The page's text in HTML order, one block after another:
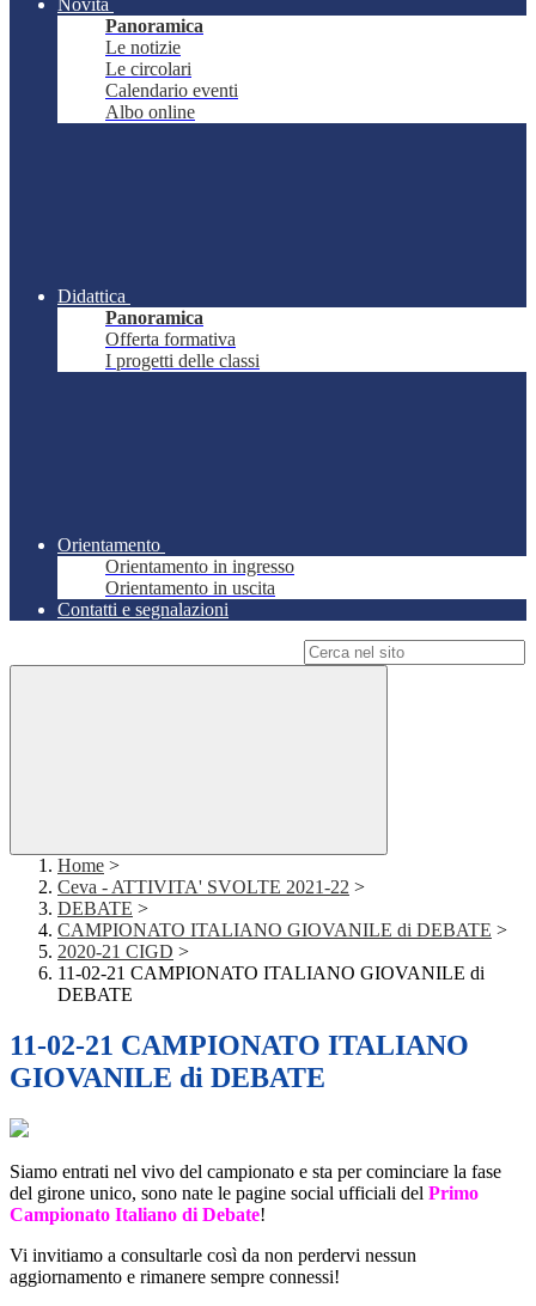
Novità
Panoramica
Le notizie
Le circolari
Calendario eventi
Albo online
Didattica
Panoramica
Offerta formativa
I progetti delle classi
Orientamento
Orientamento in ingresso
Orientamento in uscita
Contatti e segnalazioni
Home >
Ceva - ATTIVITA' SVOLTE 2021-22 >
DEBATE >
CAMPIONATO ITALIANO GIOVANILE di DEBATE >
2020-21 CIGD >
11-02-21 CAMPIONATO ITALIANO GIOVANILE di
DEBATE
11-02-21 CAMPIONATO ITALIANO
GIOVANILE di DEBATE
Siamo entrati nel vivo del campionato e sta per cominciare la fase
del girone unico, sono nate le pagine social ufficiali del Primo
Campionato Italiano di Debate!
Vi invitiamo a consultarle così da non perdervi nessun
aggiornamento e rimanere sempre connessi!